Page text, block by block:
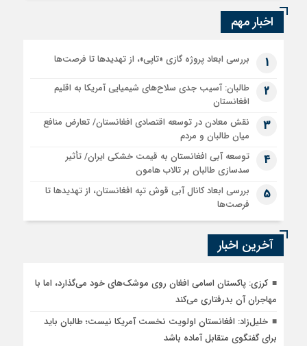
اخبار مهم
1 بررسی ابعاد پروژه گازی «تاپی»، از تهدیدها تا فرصت‌ها
2
طالبان: آسیب جدی سلاح‌های شیمیایی آمریکا به اقلیم
افغانستان
3
نقش معادن در توسعه اقتصادی افغانستان/ تعارض منافع
میان طالبان و مردم
4
توسعه آبی افغانستان به قیمت خشکی ایران/ تأثیر
سدسازی طالبان بر تالاب هامون
5
بررسی ابعاد کانال آبی قوش تپه افغانستان، از تهدیدها تا
فرصت‌ها
آخرین اخبار
کرزی: پاکستان اسامی افغان روی موشک‌های خود می‌گذارد، اما با
مهاجران آن بدرفتاری می‌کند
خلیل‌زاد: افغانستان اولویت نخست آمریکا نیست؛ طالبان باید
برای گفتگوی متقابل آماده باشد